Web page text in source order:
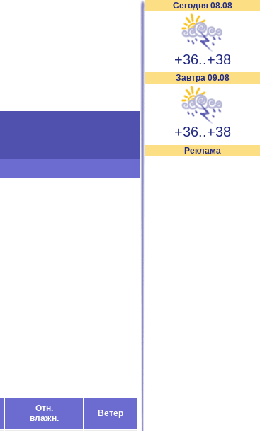
Сегодня 08.08
+36..+38
Завтра 09.08
+36..+38
Реклама
Отн.
влажн.
Ветер